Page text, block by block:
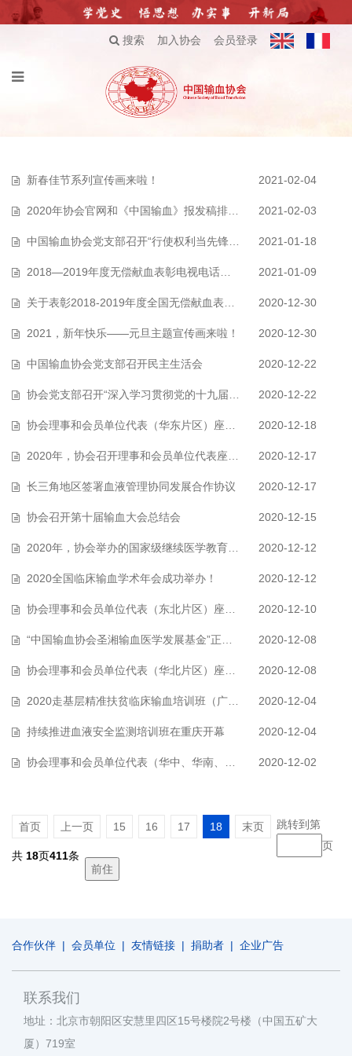
搜索 加入协会 会员登录
新春佳节系列宣传画来啦！ 2021-02-04
2020年协会官网和《中国输血》报发稿排行榜——欢迎广大会员积极投稿！ 2021-02-03
中国输血协会党支部召开“行使权利当先锋，风清气正做示范”专题会议 2021-01-18
2018—2019年度无偿献血表彰电视电话会议召开 2021-01-09
关于表彰2018-2019年度全国无偿献血表彰奖励获奖者的决定 2020-12-30
2021，新年快乐——元旦主题宣传画来啦！ 2020-12-30
中国输血协会党支部召开民主生活会 2020-12-22
协会党支部召开“深入学习贯彻党的十九届五中全会精神，推进行业与会员服务… 2020-12-22
协会理事和会员单位代表（华东片区）座谈会在上海召开 2020-12-18
2020年，协会召开理事和会员单位代表座谈会（合集） 2020-12-17
长三角地区签署血液管理协同发展合作协议 2020-12-17
协会召开第十届输血大会总结会 2020-12-15
2020年，协会举办的国家级继续医学教育项目（合集） 2020-12-12
2020全国临床输血学术年会成功举办！ 2020-12-12
协会理事和会员单位代表（东北片区）座谈会线上召开 2020-12-10
“中国输血协会圣湘输血医学发展基金”正式成立 2020-12-08
协会理事和会员单位代表（华北片区）座谈会在北京召开 2020-12-08
2020走基层精准扶贫临床输血培训班（广西站）召开 2020-12-04
持续推进血液安全监测培训班在重庆开幕 2020-12-04
协会理事和会员单位代表（华中、华南、中南片区）座谈会在郑州召开 2020-12-02
首页 上一页 15 16 17 18 末页
共 18页411条
跳转到第
页
合作伙伴 | 会员单位 | 友情链接 | 捐助者 | 企业广告
联系我们
地址：北京市朝阳区安慧里四区15号楼院2号楼（中国五矿大
厦）719室